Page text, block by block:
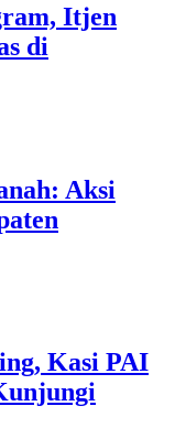
Itjen
di
Aksi
Kasi PAI